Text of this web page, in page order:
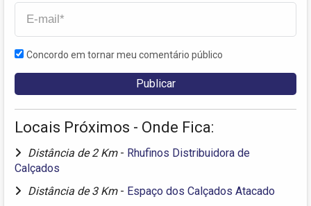
Concordo em tornar meu comentário público
Locais Próximos - Onde Fica:
Distância de 2 Km - Rhufinos Distribuidora de
Calçados
Distância de 3 Km - Espaço dos Calçados Atacado